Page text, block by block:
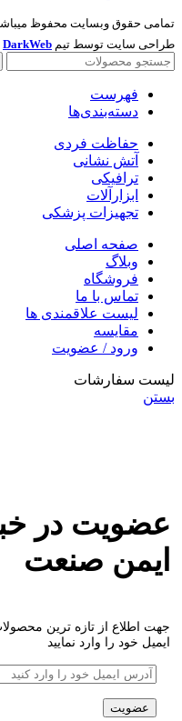
تمامی حقوق وبسایت محفوظ
طراحی سایت توسط تیم DarkWeb
فهرست
دسته‌بندی‌ها
حفاظت فردی
آتش نشانی
ترافیکی
ابزارآلات
تجهیزات پزشکی
صفحه اصلی
وبلاگ
فروشگاه
تماس با ما
لیست علاقمندی ها
مقایسه
ورود / عضویت
لیست سفارشات
بستن
عضویت در
ایمن صنعت
جهت اطلاع از تازه ترین
ایمیل خود را وارد نمایید